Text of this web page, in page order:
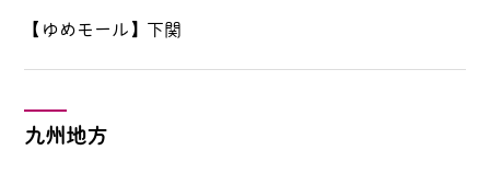
【ゆめモール】下関
九州地方